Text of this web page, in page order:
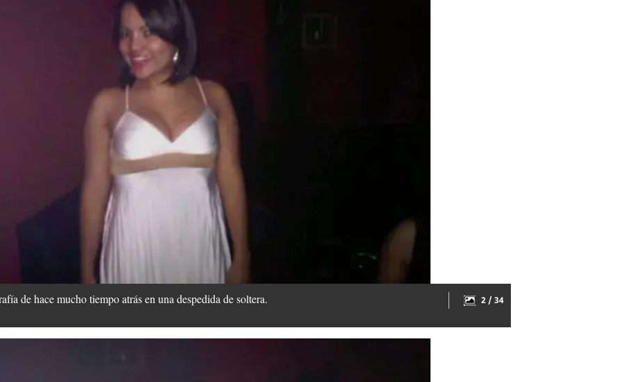
de hace mucho tiempo atrás en una despedida de soltera.
2 / 34